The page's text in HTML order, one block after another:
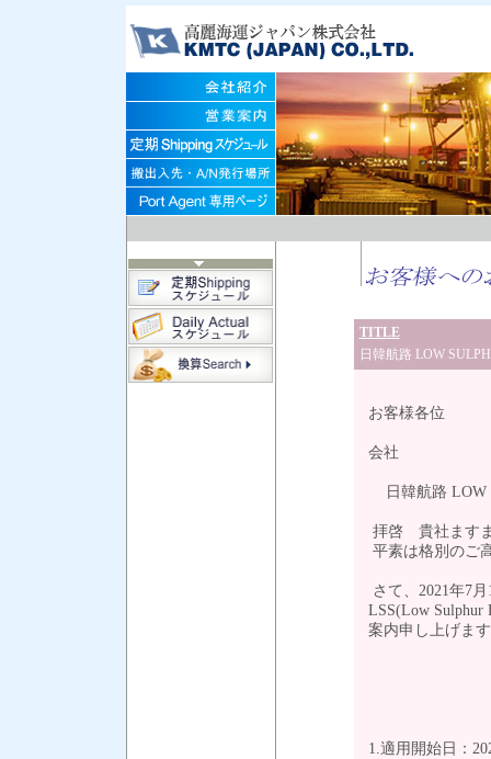
TITLE
日韓航路 LOW
お客様各位
会社
日韓航路 LOW
拝啓 貴社ます
平素は格別のご
さて、2021年7
LSS(Low Sulphur
案内申し上げま
1.適用開始日：